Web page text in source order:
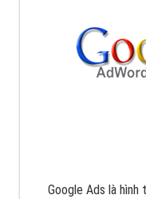
Google Ads là